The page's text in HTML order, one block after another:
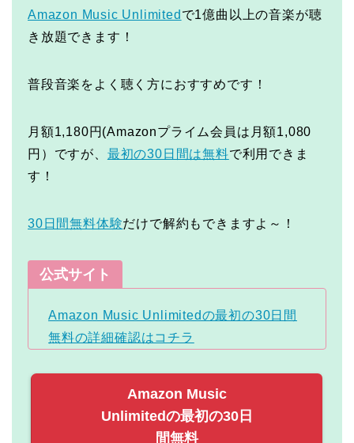
Amazon Music Unlimited で1億曲以上の音楽が聴
き放題できます！
普段音楽をよく聴く方におすすめです！
月額1,180円(Amazonプライム会員は月額1,080
円）ですが、 最初の30日間は無料で利用できま
す！
30日間無料体験だけで解約もできますよ～！
公式サイト
Amazon Music Unlimitedの最初の30日間
無料の詳細確認はコチラ
Amazon Music
Unlimitedの最初の30日
間無料